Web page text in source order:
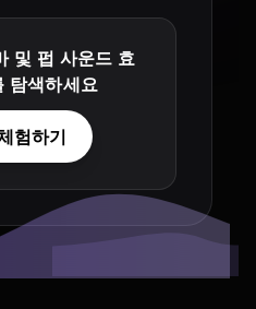
및 펍 사운드 효
탐색하세요
험하기